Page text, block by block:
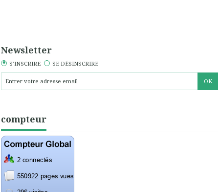
Newsletter
S'INSCRIRE SE DÉSINSCRIRE
compteur